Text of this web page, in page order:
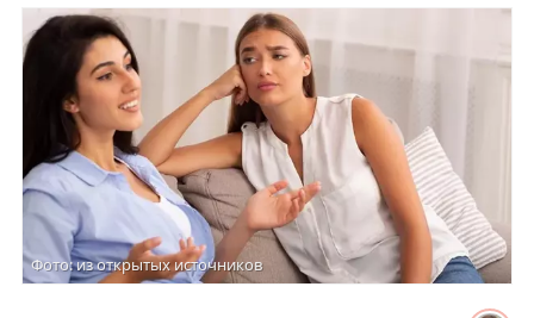
Фото: из открытых источников